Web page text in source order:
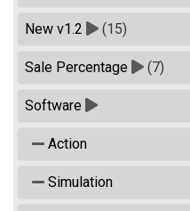
New v1.2 (15)
Sale Percentage (7)
Software
Action
Simulation